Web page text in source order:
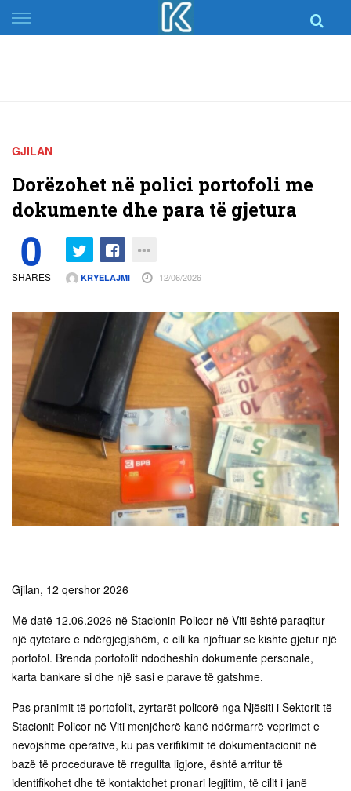
Skip
to
GJILAN
Dorëzohet në polici portofoli me
dokumente dhe para të gjetura
0
SHARES KRYELAJMI 12/06/2026
Gjilan, 12 qershor 2026
Më datë 12.06.2026 në Stacionin Policor në Viti është paraqitur
një qytetare e ndërgjegjshëm, e cili ka njoftuar se kishte gjetur një
portofol. Brenda portofolit ndodheshin dokumente personale,
karta bankare si dhe një sasi e parave të gatshme.
Pas pranimit të portofolit, zyrtarët policorë nga Njësiti i Sektorit të
Stacionit Policor në Viti menjëherë kanë ndërmarrë veprimet e
nevojshme operative, ku pas verifikimit të dokumentacionit në
bazë të procedurave të rregullta ligjore, është arritur të
identifikohet dhe të kontaktohet pronari legjitim, të cilit i janë